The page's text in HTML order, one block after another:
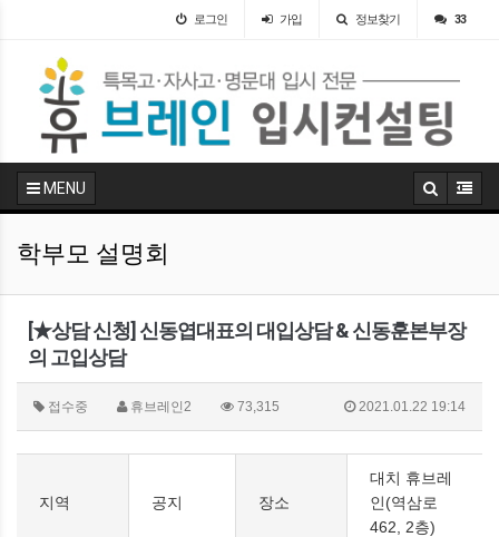
로그인 가입 정보찾기 33
MENU
학부모 설명회
[★상담 신청] 신동엽대표의 대입상담 & 신동훈본부장
의 고입상담
접수중 휴브레인2 73,315 2021.01.22 19:14
지역 공지 장소
대치 휴브레
인(역삼로
462, 2층)